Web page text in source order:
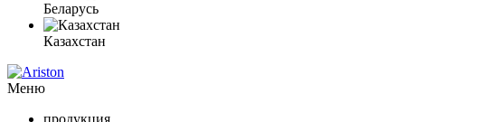
Беларусь
Казахстан
Меню
продукция